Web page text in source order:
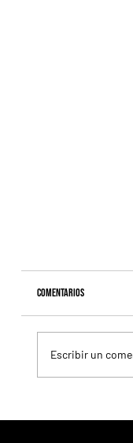
Comentarios
Escribir un